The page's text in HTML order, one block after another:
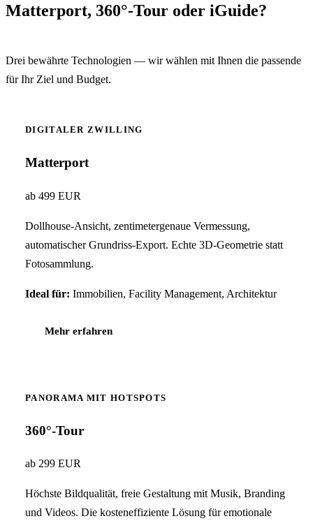
Matterport, 360°-Tour oder iGuide?
Drei bewährte Technologien — wir wählen mit Ihnen die passende
für Ihr Ziel und Budget.
DIGITALER ZWILLING
Matterport
ab 499 EUR
Dollhouse-Ansicht, zentimetergenaue Vermessung,
automatischer Grundriss-Export. Echte 3D-Geometrie statt
Fotosammlung.
Ideal für: Immobilien, Facility Management, Architektur
Mehr erfahren
PANORAMA MIT HOTSPOTS
360°-Tour
ab 299 EUR
Höchste Bildqualität, freie Gestaltung mit Musik, Branding
und Videos. Die kosteneffiziente Lösung für emotionale